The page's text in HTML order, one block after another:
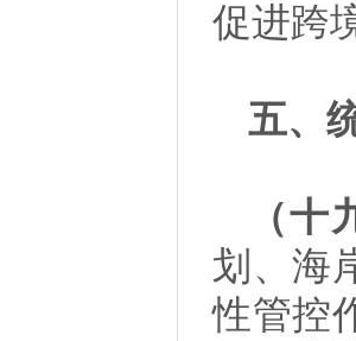
促进跨
五、
（
划、海
性管控